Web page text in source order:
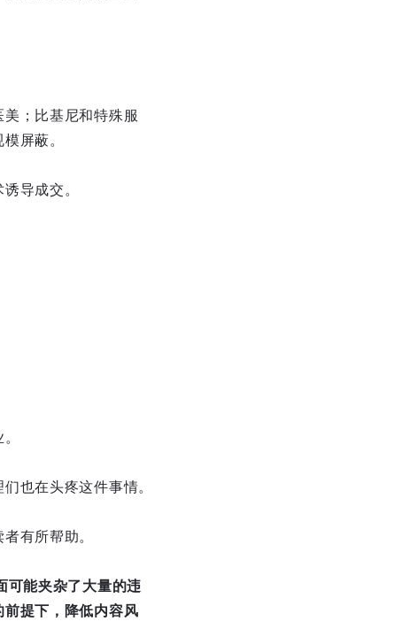
；比基尼和特殊服
屏蔽。
导成交。
也在头疼这件事情。
有所帮助。
可能夹杂了大量的违
提下，降低内容风